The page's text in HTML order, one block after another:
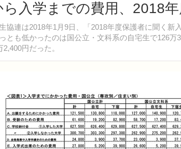
ら入学までの費用、2018
協連は2018年1月9日、「2018年度保護者に聞く新
とも低かったのは国公立・文科系の自宅生で126
円だった。